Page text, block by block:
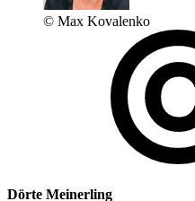
© Max Kovalenko
Dörte Meinerling